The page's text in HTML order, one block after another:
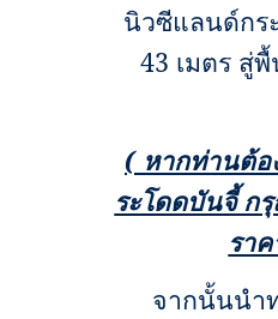
นิวซีแลนด์กร
43 เมตร สู่
( หากท่านต้อ
ระโดดบันจี้ ก
รา
จากนั้นนำ